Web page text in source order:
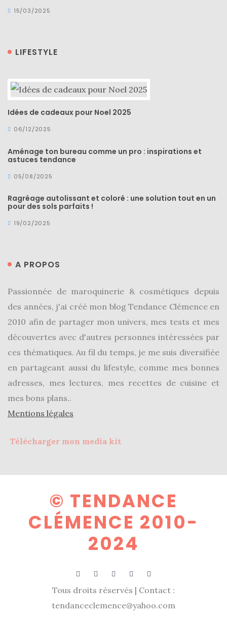
adresses/Evénements
Coups
de
coeur
(9)
(12)
DIY/Recettes
Lecture/Séries
(13)
quotidienne/Maison
Mode
(502)
Actualités
mode
(5)
Conseils
mode
(25)
Découvertes
Lookbook
(175)
maroquinerie
15/03/2025
LIFESTYLE
Idées de cadeaux pour Noel 2025
06/12/2025
Aménage ton bureau comme un pro : inspirations et
astuces tendance
05/08/2025
Ragréage autolissant et coloré : une solution tout en un
pour des sols parfaits !
19/02/2025
A PROPOS
Passionnée de maroquinerie & cosmétiques depuis
des années, j'ai créé mon blog Tendance Clémence en
2010 afin de partager mon univers, mes tests et mes
découvertes avec d'autres personnes intéressées par
ces thématiques. Au fil du temps, je me suis diversifiée
en partageant aussi du lifestyle, comme mes bonnes
adresses, mes lectures, mes recettes de cuisine et
mes bons plans..
Mentions légales
Télécharger mon media kit
© TENDANCE
CLÉMENCE 2010-
2024
Tous droits réservés | Contact :
tendanceclemence@yahoo.com